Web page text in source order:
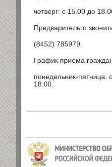
четверг: с 15.00 до
Предварительго
(8452) 785979.
График приема
понедельник-пятница:
18.00.